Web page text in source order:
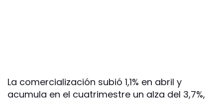
La comercialización subió 1,1% en abril y
acumula en el cuatrimestre un alza del 3,7%,